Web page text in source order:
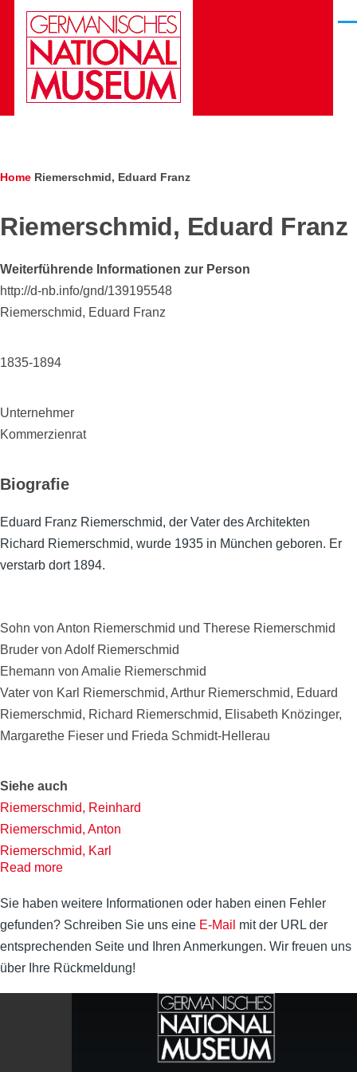
Skip to main content
Breadcrumb
Home Riemerschmid, Eduard Franz
Riemerschmid, Eduard Franz
Weiterführende Informationen zur Person
http://d-nb.info/gnd/139195548
Riemerschmid, Eduard Franz
1835-1894
Unternehmer
Kommerzienrat
Biografie
Eduard Franz Riemerschmid, der Vater des Architekten
Richard Riemerschmid, wurde 1935 in München geboren. Er
verstarb dort 1894.
Sohn von Anton Riemerschmid und Therese Riemerschmid
Bruder von Adolf Riemerschmid
Ehemann von Amalie Riemerschmid
Vater von Karl Riemerschmid, Arthur Riemerschmid, Eduard
Riemerschmid, Richard Riemerschmid, Elisabeth Knözinger,
Margarethe Fieser und Frieda Schmidt-Hellerau
Siehe auch
Riemerschmid, Reinhard
Riemerschmid, Anton
Riemerschmid, Karl
Riemerschmid, Arthur
Read more
Sie haben weitere Informationen oder haben einen Fehler
gefunden? Schreiben Sie uns eine E-Mail mit der URL der
entsprechenden Seite und Ihren Anmerkungen. Wir freuen uns
über Ihre Rückmeldung!